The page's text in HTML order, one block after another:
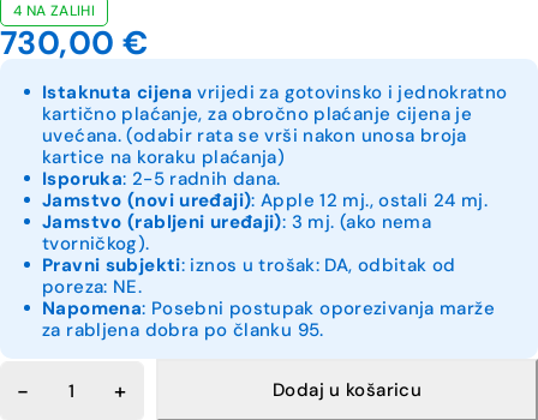
4 NA ZALIHI
730,00 €
Istaknuta cijena vrijedi za gotovinsko i jednokratno
kartično plaćanje, za obročno plaćanje cijena je
uvećana. (odabir rata se vrši nakon unosa broja
kartice na koraku plaćanja)
Isporuka: 2-5 radnih dana.
Jamstvo (novi uređaji): Apple 12 mj., ostali 24 mj.
Jamstvo (rabljeni uređaji): 3 mj. (ako nema
tvorničkog).
Pravni subjekti: iznos u trošak: DA, odbitak od
poreza: NE.
Napomena: Posebni postupak oporezivanja marže
za rabljena dobra po članku 95.
Dodaj u košaricu